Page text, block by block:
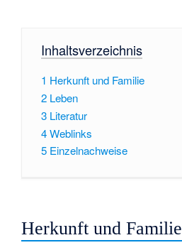
Inhaltsverzeichnis
1 Herkunft und Familie
2 Leben
3 Literatur
4Weblinks
5 Einzelnachweise
Herkunft und Familie